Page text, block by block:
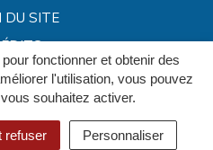
fonctionner et obtenir des
l'utilisation, vous pouvez
souhaitez activer.
refuser Personnaliser
DU SITE